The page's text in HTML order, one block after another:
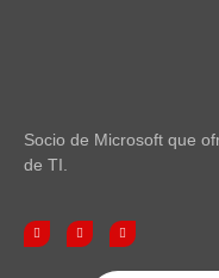
Socio de Microsoft que
de TI.